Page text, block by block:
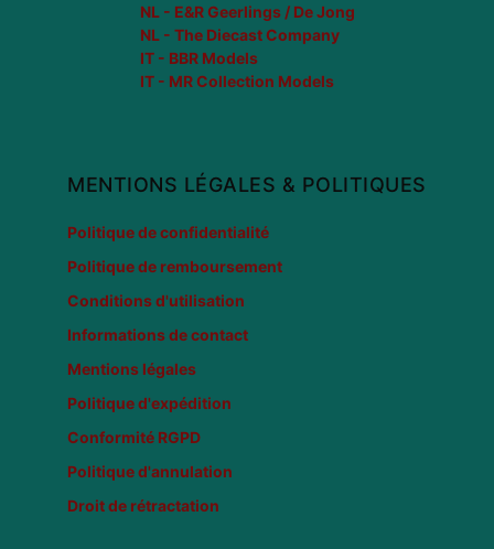
NL - E&R Geerlings / De Jong
NL - The Diecast Company
IT - BBR Models
IT - MR Collection Models
MENTIONS LÉGALES & POLITIQUES
Politique de confidentialité
Politique de remboursement
Conditions d'utilisation
Informations de contact
Mentions légales
Politique d'expédition
Conformité RGPD
Politique d'annulation
Droit de rétractation